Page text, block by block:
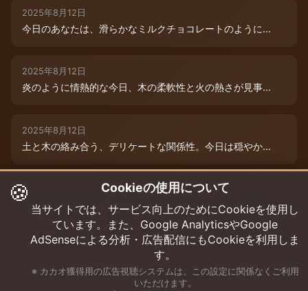
2025年8月12日
今日のあなたは、滑らかなミルクチョコレートのように...
2025年8月12日
炎のように情熱的な今日、木の柔軟性と火の熱さが見事...
2025年8月12日
土と木の絡み合う、デリケートな関係性。今日は穏やか...
2025年8月12日
本日は、木と水の絶妙な相生エネルギーが、あなたの可...
🍪 Cookieの使用について
当サイトでは、サービス向上のためにCookieを使用し
ています。また、Google AnalyticsやGoogle
AdSenseによる分析・広告配信にもCookieを利用しま
す。
※ カカオ獲得用の広告視聴システムは、この設定に関係なくご利用
いただけます。